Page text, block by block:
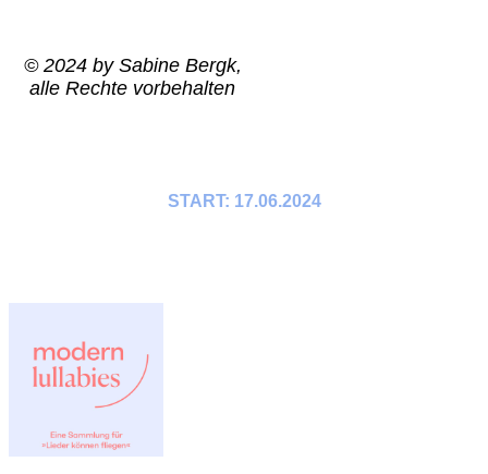
© 2024 by Sabine Bergk,
alle Rechte vorbehalten
START: 17.06.2024